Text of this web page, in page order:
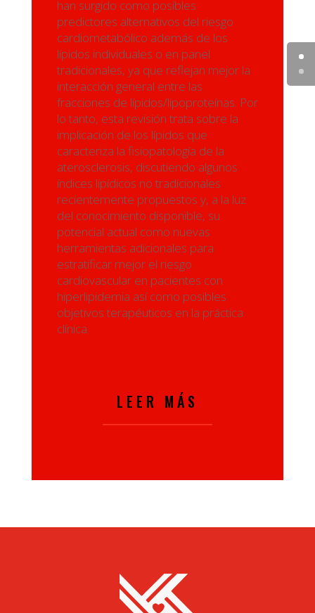
han surgido como posibles
predictores alternativos del riesgo
cardiometabólico además de los
lípidos individuales o en panel
tradicionales, ya que reflejan mejor la
interacción general entre las
fracciones de lípidos/lipoproteínas. Por
lo tanto, esta revisión trata sobre la
implicación de los lípidos que
caracteriza la fisiopatología de la
aterosclerosis, discutiendo algunos
índices lipídicos no tradicionales
recientemente propuestos y, a la luz
del conocimiento disponible, su
potencial actual como nuevas
herramientas adicionales para
estratificar mejor el riesgo
cardiovascular en pacientes con
hiperlipidemia así como posibles
objetivos terapéuticos en la práctica
clínica.
LEER MÁS